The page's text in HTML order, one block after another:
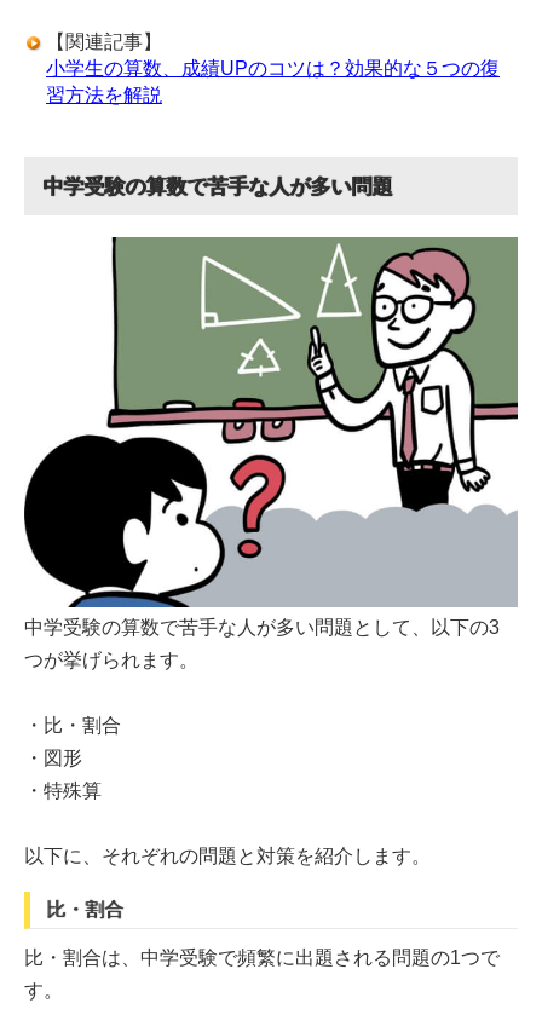
【関連記事】
小学生の算数、成績UPのコツは？効果的な５つの復
習方法を解説
中学受験の算数で苦手な人が多い問題
​​中学受験の算数で苦手な人が多い問題として、以下の3
つが挙げられます。
・比・割合
・図形
・特殊算
以下に、それぞれの問題と対策を紹介します。
比・割合
比・割合は、中学受験で頻繁に出題される問題の1つで
す。